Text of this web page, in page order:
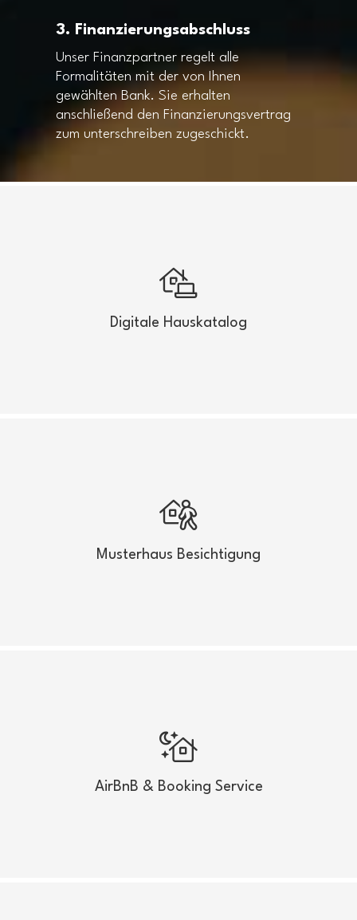
3. Finanzierungsabschluss
Unser Finanzpartner regelt alle
Formalitäten mit der von Ihnen
gewählten Bank. Sie erhalten
anschließend den Finanzierungsvertrag
zum unterschreiben zugeschickt.
Digitale Hauskatalog
Mit nur wenigen Klicks das passende Traumhaus
finden
Musterhaus Besichtigung
Besichtigen Sie vor Kaufabschluss Ihr
Wunschobjekt
AirBnB & Booking Service
Verdienen Sie Geld mit Buchungen über AirBnB
und booking.com